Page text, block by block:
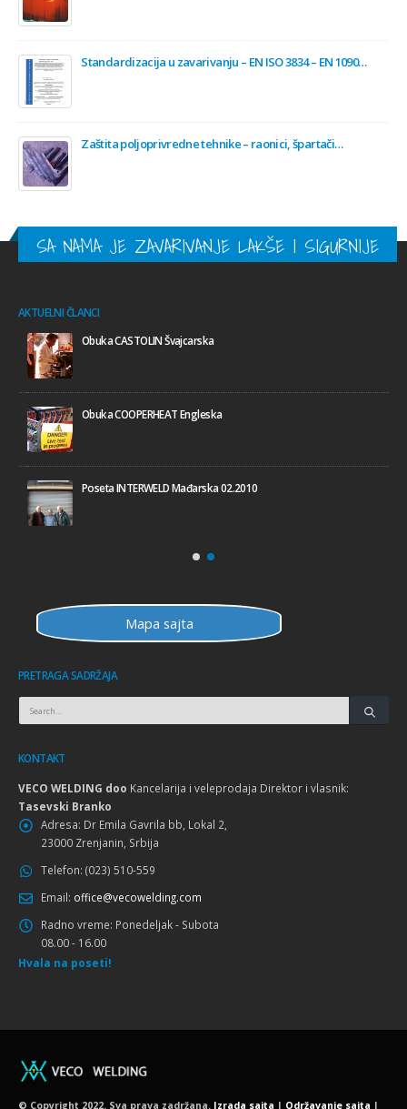
Standardizacija u zavarivanju – EN ISO 3834 – EN 1090…
Zaštita poljoprivredne tehnike – raonici, špartači…
SA NAMA JE ZAVARIVANJE LAKŠE I SIGURNIJE
AKTUELNI ČLANCI
Obuka CASTOLIN Švajcarska
Obuka COOPERHEAT Engleska
Poseta INTERWELD Mađarska 02.2010
Mapa sajta
PRETRAGA SADRŽAJA
KONTAKT
VECO WELDING doo Kancelarija i veleprodaja Direktor i vlasnik:
Tasevski Branko
Adresa: Dr Emila Gavrila bb, Lokal 2,
23000 Zrenjanin, Srbija
Telefon: (023) 510-559
Email: office@vecowelding.com
Radno vreme: Ponedeljak - Subota
08.00 - 16.00
Hvala na poseti!